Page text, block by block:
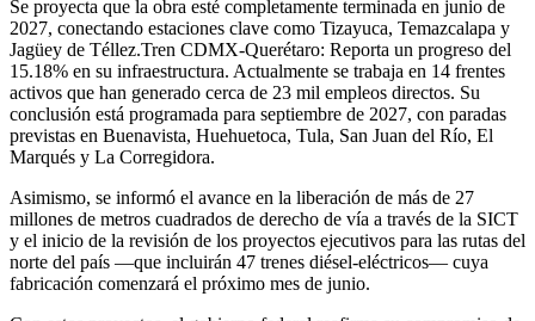
Se proyecta que la obra esté completamente terminada en junio de
2027, conectando estaciones clave como Tizayuca, Temazcalapa y
Jagüey de Téllez. ​Tren CDMX-Querétaro: Reporta un progreso del
15.18% en su infraestructura. Actualmente se trabaja en 14 frentes
activos que han generado cerca de 23 mil empleos directos. Su
conclusión está programada para septiembre de 2027, con paradas
previstas en Buenavista, Huehuetoca, Tula, San Juan del Río, El
Marqués y La Corregidora.
​Asimismo, se informó el avance en la liberación de más de 27
millones de metros cuadrados de derecho de vía a través de la SICT
y el inicio de la revisión de los proyectos ejecutivos para las rutas del
norte del país —que incluirán 47 trenes diésel-eléctricos— cuya
fabricación comenzará el próximo mes de junio.